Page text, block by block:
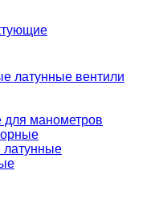
латунные вентили
для манометров
латунные